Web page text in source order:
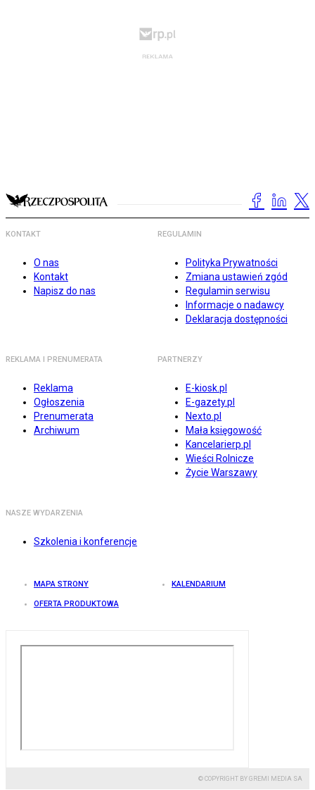
KONTAKT
O nas
Kontakt
Napisz do nas
REGULAMIN
Polityka Prywatności
Zmiana ustawień zgód
Regulamin serwisu
Informacje o nadawcy
Deklaracja dostępności
REKLAMA I PRENUMERATA
Reklama
Ogłoszenia
Prenumerata
Archiwum
PARTNERZY
E-kiosk.pl
E-gazety.pl
Nexto.pl
Mała księgowość
Kancelarierp.pl
Wieści Rolnicze
Życie Warszawy
NASZE WYDARZENIA
Szkolenia i konferencje
MAPA STRONY KALENDARIUM
OFERTA PRODUKTOWA
© COPYRIGHT BY GREMI MEDIA SA